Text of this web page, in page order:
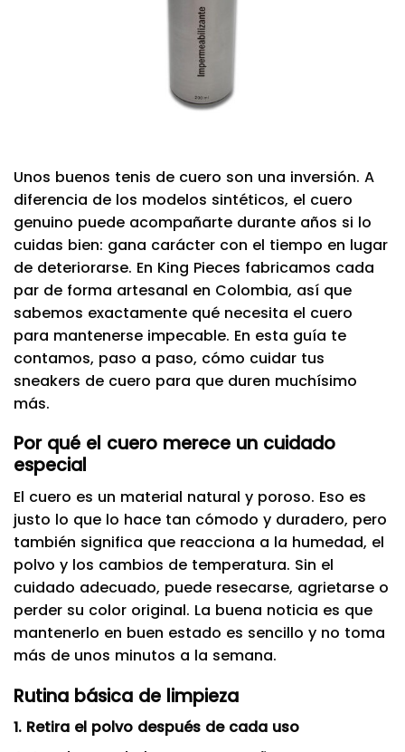
Unos buenos tenis de cuero son una inversión. A
diferencia de los modelos sintéticos, el cuero
genuino puede acompañarte durante años si lo
cuidas bien: gana carácter con el tiempo en lugar
de deteriorarse. En King Pieces fabricamos cada
par de forma artesanal en Colombia, así que
sabemos exactamente qué necesita el cuero
para mantenerse impecable. En esta guía te
contamos, paso a paso, cómo cuidar tus
sneakers de cuero para que duren muchísimo
más.
Por qué el cuero merece un cuidado
especial
El cuero es un material natural y poroso. Eso es
justo lo que lo hace tan cómodo y duradero, pero
también significa que reacciona a la humedad, el
polvo y los cambios de temperatura. Sin el
cuidado adecuado, puede resecarse, agrietarse o
perder su color original. La buena noticia es que
mantenerlo en buen estado es sencillo y no toma
más de unos minutos a la semana.
Rutina básica de limpieza
1. Retira el polvo después de cada uso